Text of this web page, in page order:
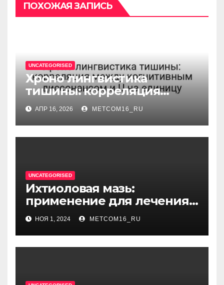
ПОХОЖАЯ ЗАПИСЬ
UNCATEGORISED
Хроно лингвистика
тишины: корреляция
между когнитивным
диссонансом и U на
единицу
АПР 16, 2026 METCOM16_RU
UNCATEGORISED
Ихтиоловая мазь:
применение для лечения
фурункулов
НОЯ 1, 2024 METCOM16_RU